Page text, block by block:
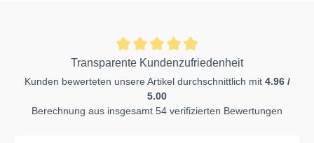
Transparente Kundenzufriedenheit
Kunden bewerteten unsere Artikel durchschnittlich mit 4.96 /
5.00
Berechnung aus insgesamt 54 verifizierten Bewertungen